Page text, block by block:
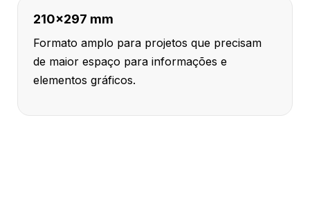
210x297 mm
Formato amplo para projetos que precisam
de maior espaço para informações e
elementos gráficos.